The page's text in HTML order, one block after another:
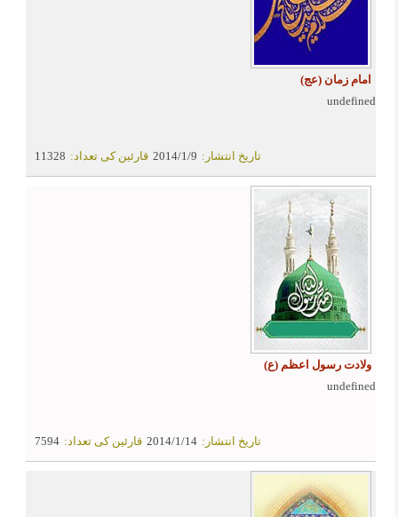
امام زمان (عج)
undefined
11328 قارئین کی تعداد: 2014/1/9 تاریخ انتشار:
ولادت رسول اعظم (ع)
undefined
7594 قارئین کی تعداد: 2014/1/14 تاریخ انتشار: